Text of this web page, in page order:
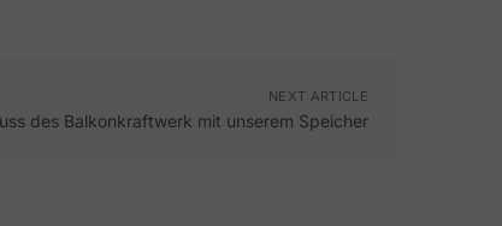
NEXT ARTICLE
des Balkonkraftwerk mit unserem Speicher